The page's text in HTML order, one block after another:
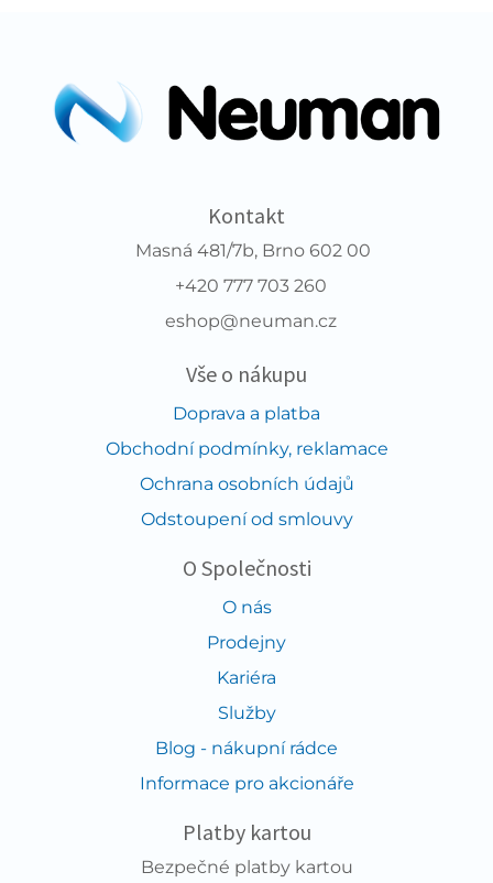
Kontakt
Masná 481/7b, Brno 602 00
+420 777 703 260
eshop@neuman.cz
Vše o nákupu
Doprava a platba
Obchodní podmínky, reklamace
Ochrana osobních údajů
Odstoupení od smlouvy
O Společnosti
O nás
Prodejny
Kariéra
Služby
Blog - nákupní rádce
Informace pro akcionáře
Platby kartou
Bezpečné platby kartou